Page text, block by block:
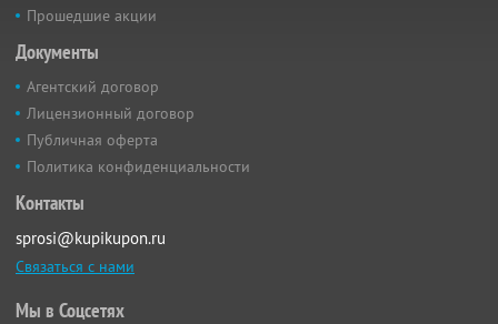
Прошедшие акции
Документы
Агентский договор
Лицензионный договор
Публичная оферта
Политика конфиденциальности
Контакты
sprosi@kupikupon.ru
Связаться с нами
Мы в Соцсетях